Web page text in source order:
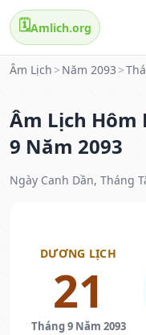
🗓️Amlich.org
Âm Lịch > Năm 2093 >
Âm Lịch Hôm
9 Năm 2093
Ngày Canh Dần, Tháng
DƯƠNG LỊCH
21
Tháng 9 Năm 2093